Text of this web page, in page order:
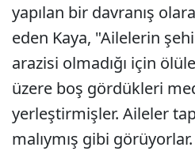
yapılan bir davranış
eden Kaya, "Ailelerin
arazisi olmadığı için
üzere boş gördükleri
yerleştirmişler. Aileler
malıymış gibi